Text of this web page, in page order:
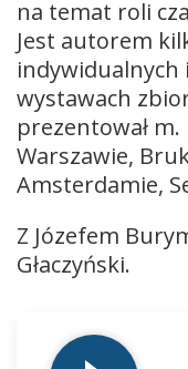
na temat roli
Jest autorem
indywidualnych
wystawach
prezentował
Warszawie,
Amsterdamie,
Z Józefem
Głaczyński.
plików